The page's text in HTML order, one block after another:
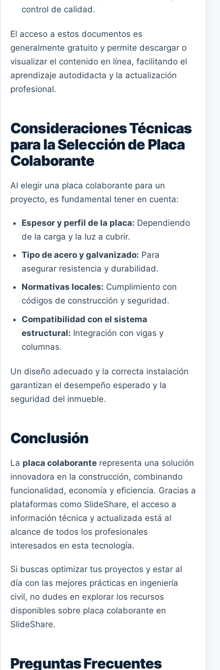
control de calidad.
El acceso a estos documentos es
generalmente gratuito y permite descargar o
visualizar el contenido en línea, facilitando el
aprendizaje autodidacta y la actualización
profesional.
Consideraciones Técnicas
para la Selección de Placa
Colaborante
Al elegir una placa colaborante para un
proyecto, es fundamental tener en cuenta:
Espesor y perfil de la placa: Dependiendo
de la carga y la luz a cubrir.
Tipo de acero y galvanizado: Para
asegurar resistencia y durabilidad.
Normativas locales: Cumplimiento con
códigos de construcción y seguridad.
Compatibilidad con el sistema
estructural: Integración con vigas y
columnas.
Un diseño adecuado y la correcta instalación
garantizan el desempeño esperado y la
seguridad del inmueble.
Conclusión
La placa colaborante representa una solución
innovadora en la construcción, combinando
funcionalidad, economía y eficiencia. Gracias a
plataformas como SlideShare, el acceso a
información técnica y actualizada está al
alcance de todos los profesionales
interesados en esta tecnología.
Si buscas optimizar tus proyectos y estar al
día con las mejores prácticas en ingeniería
civil, no dudes en explorar los recursos
disponibles sobre placa colaborante en
SlideShare.
Preguntas Frecuentes